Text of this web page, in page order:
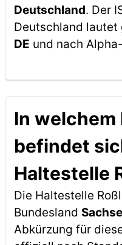
Deutschland. Der
Deutschland lautet
DE und nach
In welchem
befindet
Haltestelle
Die Haltestelle
Bundesland
Abkürzung für